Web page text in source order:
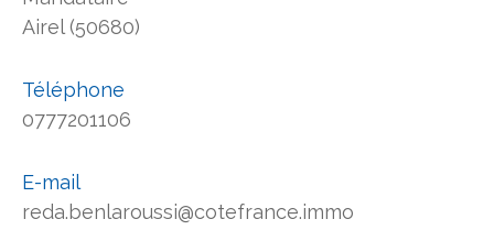
Airel (50680)
Téléphone
0777201106
E-mail
reda.benlaroussi@cotefrance.immo